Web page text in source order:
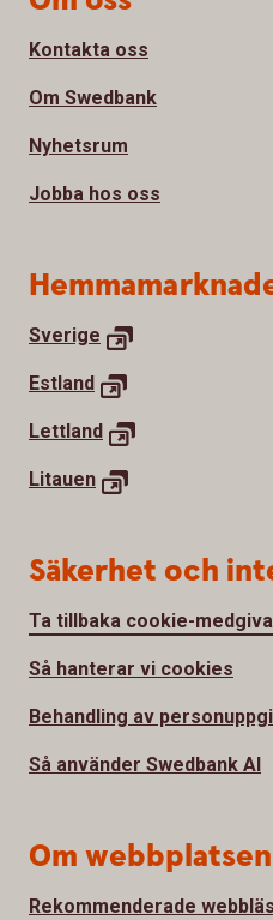
Kontakta oss
Om Swedbank
Nyhetsrum
Jobba hos oss
Sverige
Estland
Lettland
Litauen
Säkerhet och
Ta tillbaka cookie-
Så hanterar vi cookies
Behandling av
Så använder Swedbank AI
Om webbplatsen
Rekommenderade